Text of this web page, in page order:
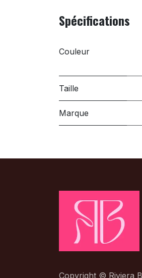
Spécifications
Couleur
Taille
Marque
Copyright © Riviera